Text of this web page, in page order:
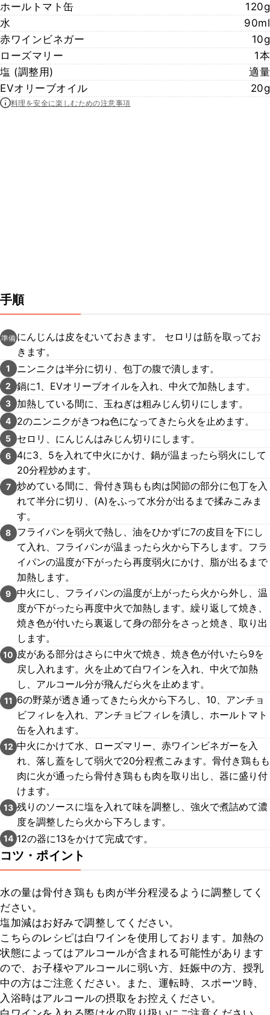
ホールトマト缶
120g
水
90ml
赤ワインビネガー
10g
ローズマリー
1本
塩 (調整用)
適量
EVオリーブオイル
20g
料理を安全に楽しむための注意事項
手順
準備 にんじんは皮をむいておきます。 セロリは筋を取ってお
きます。
1 ニンニクは半分に切り、包丁の腹で潰します。
2 鍋に1、EVオリーブオイルを入れ、中火で加熱します。
3 加熱している間に、玉ねぎは粗みじん切りにします。
4 2のニンニクがきつね色になってきたら火を止めます。
5 セロリ、にんじんはみじん切りにします。
6
4に3、5を入れて中火にかけ、鍋が温まったら弱火にして
20分程炒めます。
7 炒めている間に、骨付き鶏もも肉は関節の部分に包丁を入
れて半分に切り、(A)をふって水分が出るまで揉みこみま
す。
8
フライパンを弱火で熱し、油をひかずに7の皮目を下にし
て入れ、フライパンが温まったら火から下ろします。フラ
イパンの温度が下がったら再度弱火にかけ、脂が出るまで
加熱します。
9 中火にし、フライパンの温度が上がったら火から外し、温
度が下がったら再度中火で加熱します。繰り返して焼き、
焼き色が付いたら裏返して身の部分をさっと焼き、取り出
します。
10 皮がある部分はさらに中火で焼き、焼き色が付いたら9を
戻し入れます。火を止めて白ワインを入れ、中火で加熱
し、アルコール分が飛んだら火を止めます。
11 6の野菜が透き通ってきたら火から下ろし、10、アンチョ
ビフィレを入れ、アンチョビフィレを潰し、ホールトマト
缶を入れます。
12 中火にかけて水、ローズマリー、赤ワインビネガーを入
れ、落し蓋をして弱火で20分程煮こみます。骨付き鶏もも
肉に火が通ったら骨付き鶏もも肉を取り出し、器に盛り付
けます。
13 残りのソースに塩を入れて味を調整し、強火で煮詰めて濃
度を調整したら火から下ろします。
14 12の器に13をかけて完成です。
コツ・ポイント
水の量は骨付き鶏もも肉が半分程浸るように調整してく
ださい。
塩加減はお好みで調整してください。
こちらのレシピは白ワインを使用しております。加熱の
状態によってはアルコールが含まれる可能性があります
ので、お子様やアルコールに弱い方、妊娠中の方、授乳
中の方はご注意ください。また、運転時、スポーツ時、
入浴時はアルコールの摂取をお控えください。